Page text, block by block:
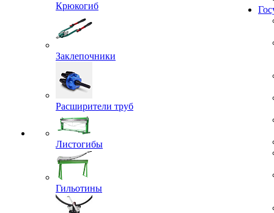
Крюкогиб
Заклепочники
Расширители труб
Листогибы
Гильотины